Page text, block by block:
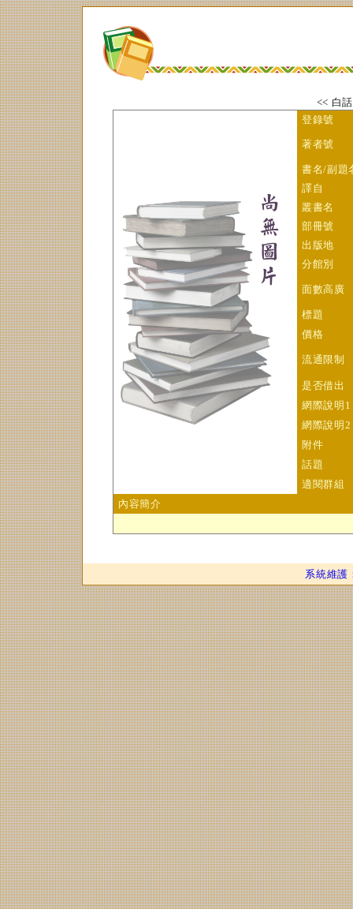
<< 白
登錄號
著者號
書名/副題
譯自
叢書名
部冊號
出版地
分館別
面數高廣
標題
價格
流通限制
是否借出
網際說明1
網際說明2
附件
話題
適閱群組
內容簡介
系統維護